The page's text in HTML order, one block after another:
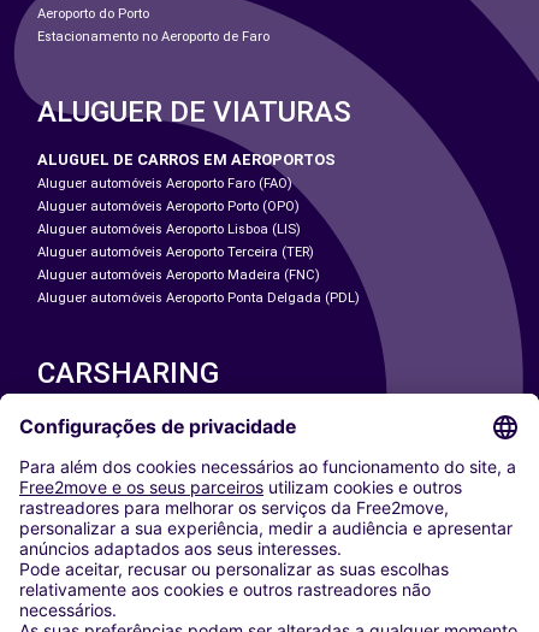
Aeroporto do Porto
Estacionamento no Aeroporto de Faro
ALUGUER DE VIATURAS
ALUGUEL DE CARROS EM AEROPORTOS
Aluguer automóveis Aeroporto Faro (FAO)
Aluguer automóveis Aeroporto Porto (OPO)
Aluguer automóveis Aeroporto Lisboa (LIS)
Aluguer automóveis Aeroporto Terceira (TER)
Aluguer automóveis Aeroporto Madeira (FNC)
Aluguer automóveis Aeroporto Ponta Delgada (PDL)
CARSHARING
NOSSAS CIDADES
Washington DC
Milan
Rome
Turin
Vienna
Berlin
Cologne
Dusseldorf